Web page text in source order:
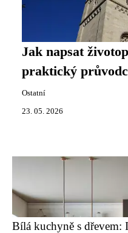
Jak napsat
praktický
Ostatní
23. 05. 2026
Bílá kuchyně s dřevem: